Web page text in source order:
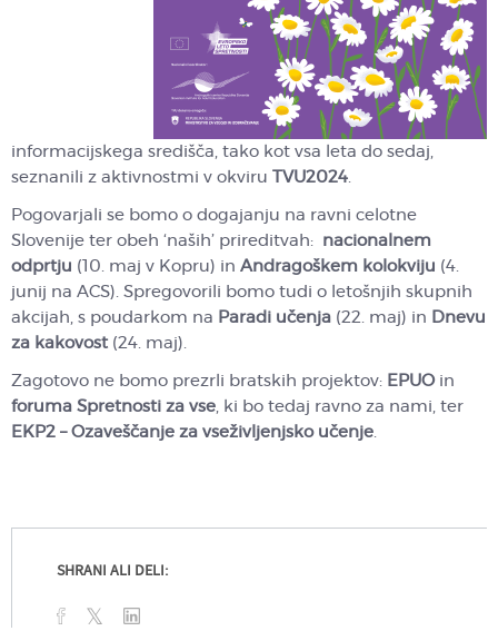
informacijskega središča, tako kot vsa leta do sedaj,
seznanili z aktivnostmi v okviru
TVU2024.
Pogovarjali se bomo o dogajanju na ravni celotne
Slovenije ter obeh ‘naših’ prireditvah: nacionalnem
odprtju (10. maj v Kopru) in Andragoškem kolokviju (4.
junij na ACS). Spregovorili bomo tudi o letošnjih skupnih
akcijah, s poudarkom na Paradi učenja (22. maj) in Dnevu
za kakovost (24. maj).
Zagotovo ne bomo prezrli bratskih projektov: EPUOin
foruma Spretnosti za vse, ki bo tedaj ravno za nami, ter
EKP2 – Ozaveščanje za vseživljenjsko učenje.
SHRANI ALI DELI: